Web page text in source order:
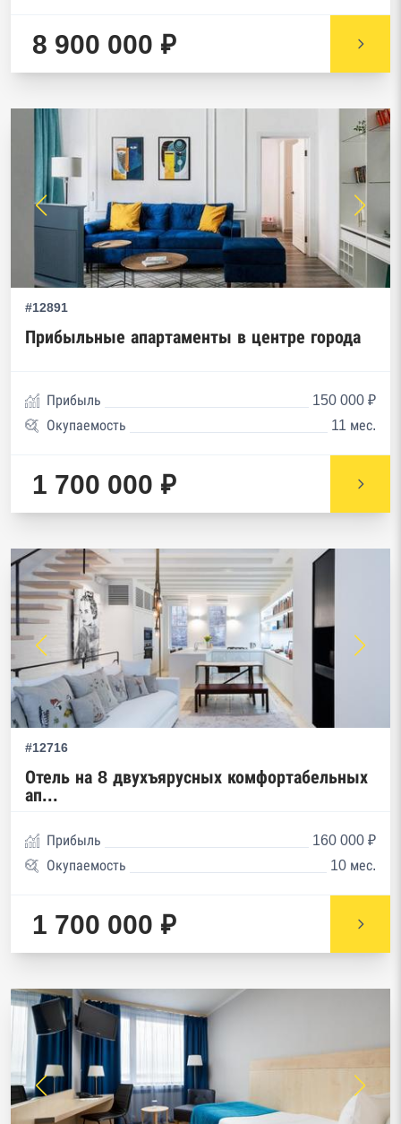
8 900 000 ₽
#12891
Прибыльные апартаменты в центре города
Прибыль
150 000 ₽
Окупаемость
11 мес.
1 700 000 ₽
#12716
Отель на 8 двухъярусных комфортабельных
ап...
Прибыль
160 000 ₽
Окупаемость
10 мес.
1 700 000 ₽